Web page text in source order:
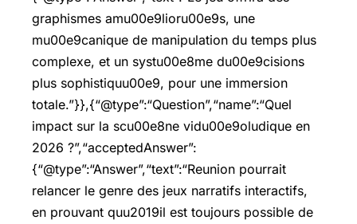
graphismes amu00e9lioru00e9s, une
mu00e9canique de manipulation du temps plus
complexe, et un systu00e8me du00e9cisions
plus sophistiquu00e9, pour une immersion
totale.”}},{“@type”:“Question”,“name”:“Quel
impact sur la scu00e8ne vidu00e9oludique en
2026 ?”,“acceptedAnswer”:
{“@type”:“Answer”,“text”:“Reunion pourrait
relancer le genre des jeux narratifs interactifs,
en prouvant quu2019il est toujours possible de